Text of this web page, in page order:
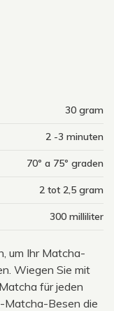
30 gram
2 -3 minuten
70º a 75º graden
2 tot 2,5 gram
300 milliliter
um Ihr Matcha-
Wiegen Sie mit
für jeden
Matcha-Besen die